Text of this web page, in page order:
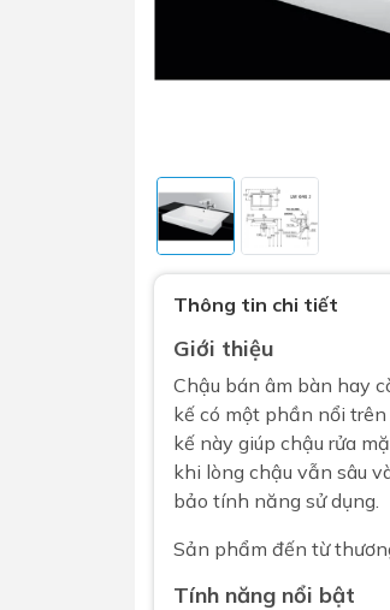
Phụ kiện nhà vệ sinh
Gương nhà vệ sinh - nhà
Máy sấy tay
Nắp bồn cầu
Nắp điện tử
Thông tin chi tiết
Giới thiệu
Chậu bán âm bàn hay
kế có một phần nổi
kế này giúp chậu rửa
khi lòng chậu vẫn sâu
bảo tính năng sử dụng.
Sản phẩm đến từ
Tính năng nổi bật